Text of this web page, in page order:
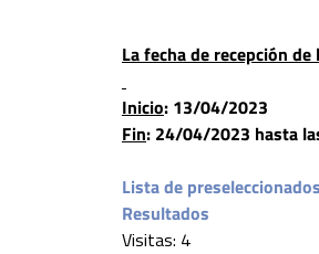
La fecha de recepción
Inicio: 13/04/2023
Fin: 24/04/2023 hasta
Lista de preseleccionados
Resultados
Visitas: 4